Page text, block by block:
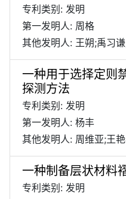
专利类别: 发明
第一发明人: 周格
其他发明人: 王朔;禹习
一种用于选择定则
探测方法
专利类别: 发明
第一发明人: 杨丰
其他发明人: 周维亚;王
一种制备层状材料
专利类别: 发明